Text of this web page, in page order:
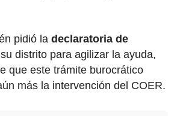
pidió la declaratoria de
distrito para agilizar la ayuda,
que este trámite burocrático
más la intervención del COER.